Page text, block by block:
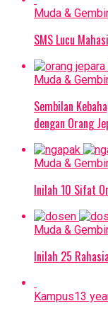
Muda &
SMS Lucu
Muda &
Sembilan
dengan Orang
Muda &
Inilah 10 Sifat
Muda &
Inilah 25
Kampus13